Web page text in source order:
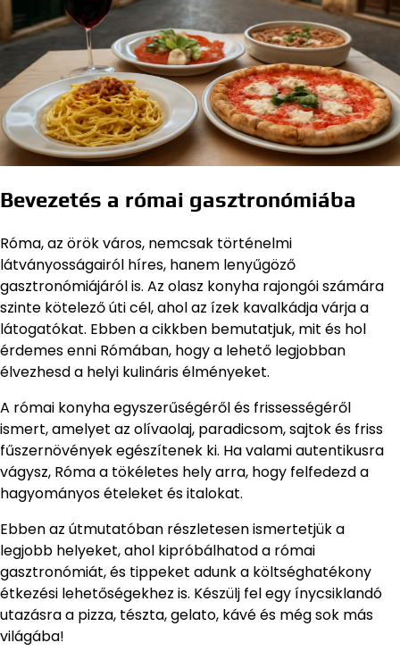
Bevezetés a római gasztronómiába
Róma, az örök város, nemcsak történelmi
látványosságairól híres, hanem lenyűgöző
gasztronómiájáról is. Az olasz konyha rajongói számára
szinte kötelező úti cél, ahol az ízek kavalkádja várja a
látogatókat. Ebben a cikkben bemutatjuk, mit és hol
érdemes enni Rómában, hogy a lehető legjobban
élvezhesd a helyi kulináris élményeket.
A római konyha egyszerűségéről és frissességéről
ismert, amelyet az olívaolaj, paradicsom, sajtok és friss
fűszernövények egészítenek ki. Ha valami autentikusra
vágysz, Róma a tökéletes hely arra, hogy felfedezd a
hagyományos ételeket és italokat.
Ebben az útmutatóban részletesen ismertetjük a
legjobb helyeket, ahol kipróbálhatod a római
gasztronómiát, és tippeket adunk a költséghatékony
étkezési lehetőségekhez is. Készülj fel egy ínycsiklandó
utazásra a pizza, tészta, gelato, kávé és még sok más
világába!